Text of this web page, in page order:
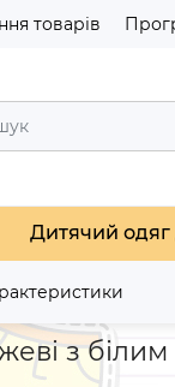
товарів
Дитячий одяг
взуття Кросівки
з білим